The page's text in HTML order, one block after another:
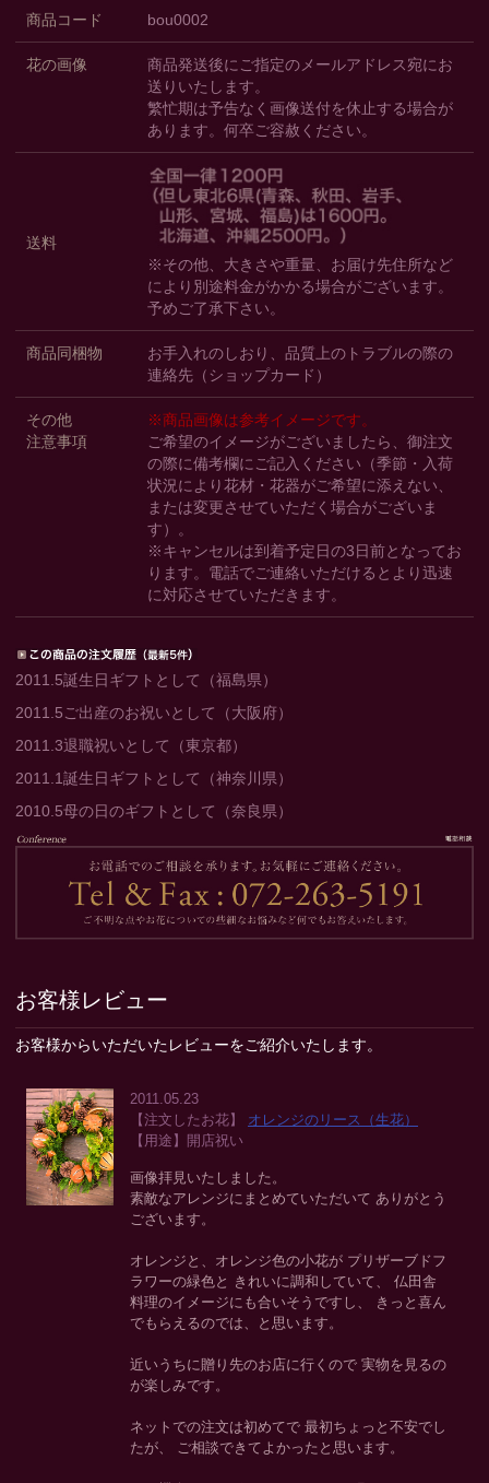
商品コード bou0002
花の画像
商品発送後にご指定のメールアドレス宛にお
送りいたします。
繁忙期は予告なく画像送付を休止する場合が
あります。何卒ご容赦ください。
送料
※その他、大きさや重量、お届け先住所など
により別途料金がかかる場合がございます。
予めご了承下さい。
商品同梱物
お手入れのしおり、品質上のトラブルの際の
連絡先（ショップカード）
その他
注意事項
※商品画像は参考イメージです。
ご希望のイメージがございましたら、御注文
の際に備考欄にご記入ください（季節・入荷
状況により花材・花器がご希望に添えない、
または変更させていただく場合がございま
す）。
※キャンセルは到着予定日の3日前となってお
ります。電話でご連絡いただけるとより迅速
に対応させていただきます。
2011.5誕生日ギフトとして（福島県）
2011.5 ご出産のお祝いとして（大阪府）
2011.3退職祝いとして（東京都）
2011.1誕生日ギフトとして（神奈川県）
2010.5母の日のギフトとして（奈良県）
お客様レビュー
お客様からいただいたレビューをご紹介いたします。